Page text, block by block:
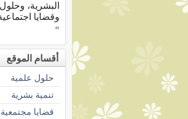
البشرية،
وقضايا
»
أقسام الموقع
حلول علمية
تنمية بشرية
قضايا مجتمعية